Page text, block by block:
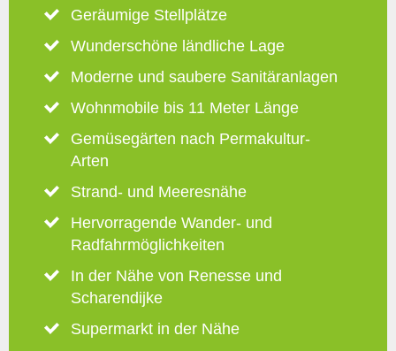
Geräumige Stellplätze
Wunderschöne ländliche Lage
Moderne und saubere Sanitäranlagen
Wohnmobile bis 11 Meter Länge
Gemüsegärten nach Permakultur-
Arten
Strand- und Meeresnähe
Hervorragende Wander- und
Radfahrmöglichkeiten
In der Nähe von Renesse und
Scharendijke
Supermarkt in der Nähe